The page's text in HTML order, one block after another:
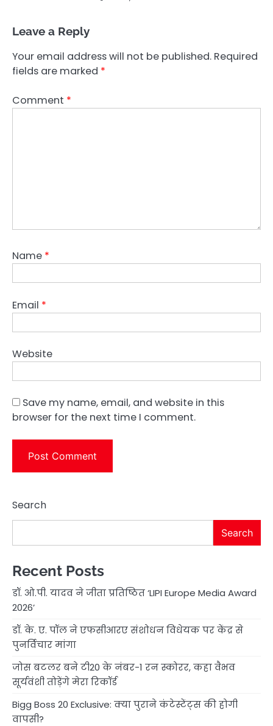
Leave a Reply
Your email address will not be published. Required
fields are marked *
Comment *
Name *
Email *
Website
Save my name, email, and website in this
browser for the next time I comment.
Search
Search
Recent Posts
डॉ. ओ.पी. यादव ने जीता प्रतिष्ठित ‘LIPI Europe Media Award
2026’
डॉ. के. ए. पॉल ने एफसीआरए संशोधन विधेयक पर केंद्र से
पुनर्विचार मांगा
जोस बटलर बने टी20 के नंबर-1 रन स्कोरर, कहा वैभव
सूर्यवंशी तोड़ेंगे मेरा रिकॉर्ड
Bigg Boss 20 Exclusive: क्या पुराने कंटेस्टेंट्स की होगी
वापसी?